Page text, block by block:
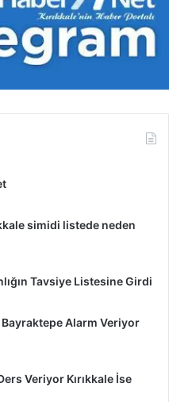
simidi listede neden
Tavsiye Listesine Girdi
Alarm Veriyor
Veriyor Kırıkkale İse